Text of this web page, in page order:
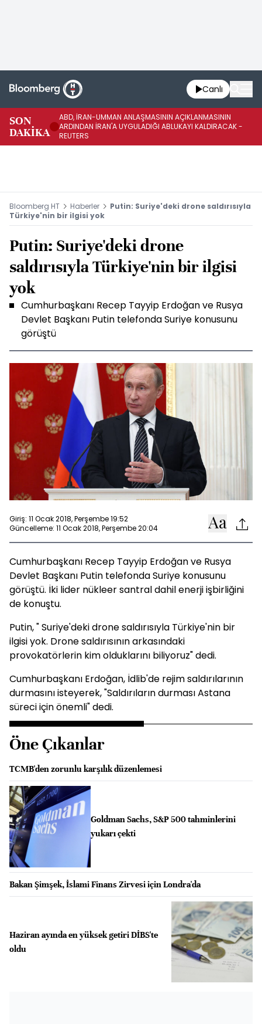
Canlı
SON
DAKİKA
ABD, İRAN-UMMAN ANLAŞMASININ AÇIKLANMASININ
ARDINDAN İRAN'A UYGULADIĞI ABLUKAYI KALDIRACAK -
REUTERS
Bloomberg HT Haberler
Putin: Suriye'deki drone saldırısıyla
Türkiye'nin bir ilgisi yok
Putin: Suriye'deki drone
saldırısıyla Türkiye'nin bir ilgisi
yok
Cumhurbaşkanı Recep Tayyip Erdoğan ve Rusya
Devlet Başkanı Putin telefonda Suriye konusunu
görüştü
Giriş: 11 Ocak 2018, Perşembe 19:52
Güncelleme: 11 Ocak 2018, Perşembe 20:04
Cumhurbaşkanı Recep Tayyip Erdoğan ve Rusya
Devlet Başkanı Putin telefonda Suriye konusunu
görüştü. İki lider nükleer santral dahil enerji işbirliğini
de konuştu.
Putin, " Suriye'deki drone saldırısıyla Türkiye'nin bir
ilgisi yok. Drone saldırısının arkasındaki
provokatörlerin kim olduklarını biliyoruz" dedi.
Cumhurbaşkanı Erdoğan, İdlib'de rejim saldırılarının
durmasını isteyerek, "Saldırıların durması Astana
süreci için önemli" dedi.
Öne Çıkanlar
TCMB'den zorunlu karşılık düzenlemesi
Goldman Sachs, S&P 500 tahminlerini
yukarı çekti
Bakan Şimşek, İslami Finans Zirvesi için Londra'da
Haziran ayında en yüksek getiri DİBS'te
oldu